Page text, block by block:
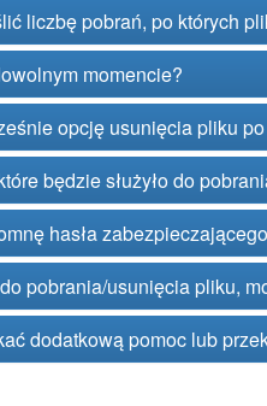
liczbę pobrań, po których
momencie?
opcję usunięcia pliku
będzie służyło do
hasła
pobrania/usunięcia pliku,
dodatkową pomoc lub